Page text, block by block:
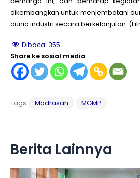
dikembangkan untuk menjembatani
dunia industri secara berkelanjutan.
Dibaca: 355
Share ke sosial media
Tags: Madrasah MGMP
Berita Lainnya